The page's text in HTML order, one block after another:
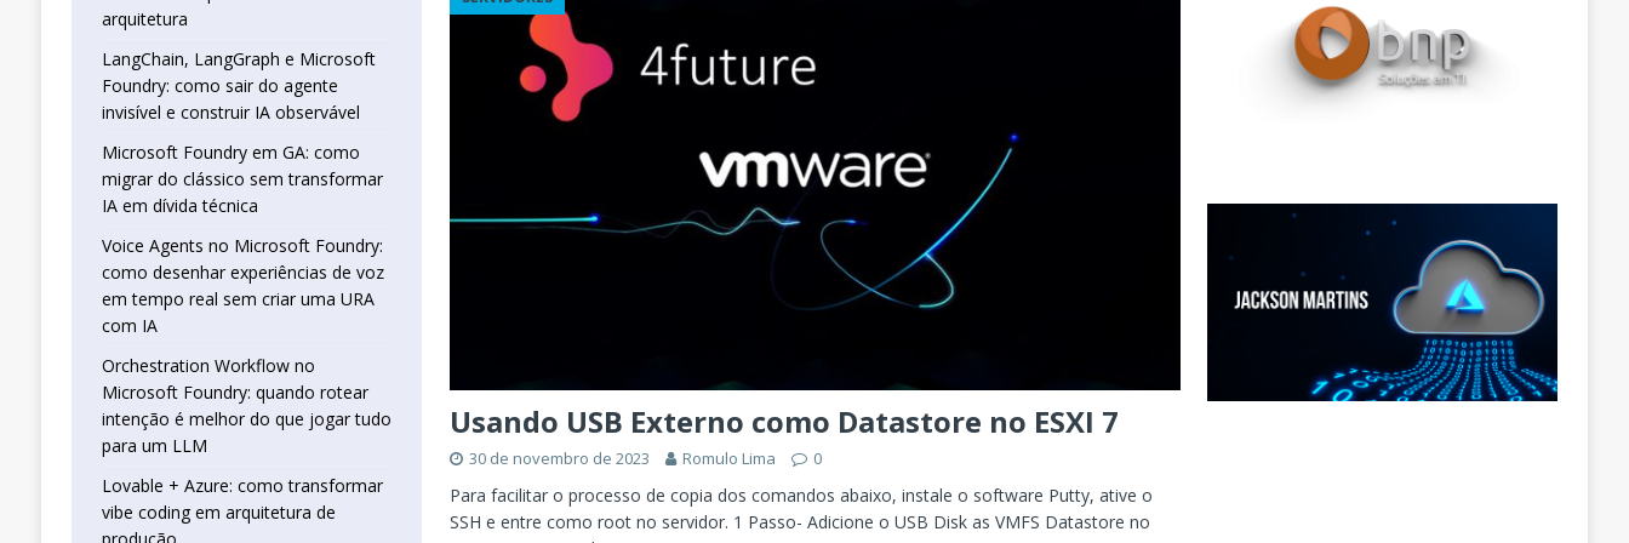
Orchestration Workflow no Microsoft Foundry: quando rotear intenção é melhor do
que jogar tudo para um LLM
INTELIGÊNCIA ARTIFICIAL
[ 25 de abril de 2026 ]
Vibe Coding com Lovable e Azure: como criar rápido sem abandonar arquitetura
Usando USB Externo como Datastore no ESXI 7
30 de novembro de 2023 Romulo Lima 0
Para facilitar o processo de copia dos comandos abaixo, instale o software Putty, ative o
SSH e entre como root no servidor. 1 Passo- Adicione o USB Disk as VMFS Datastore no
arquitetura
LangChain, LangGraph e Microsoft
Foundry: como sair do agente
invisível e construir IA observável
Microsoft Foundry em GA: como
migrar do clássico sem transformar
IA em dívida técnica
Voice Agents no Microsoft Foundry:
como desenhar experiências de voz
em tempo real sem criar uma URA
com IA
Orchestration Workflow no
Microsoft Foundry: quando rotear
intenção é melhor do que jogar tudo
para um LLM
Lovable + Azure: como transformar
vibe coding em arquitetura de